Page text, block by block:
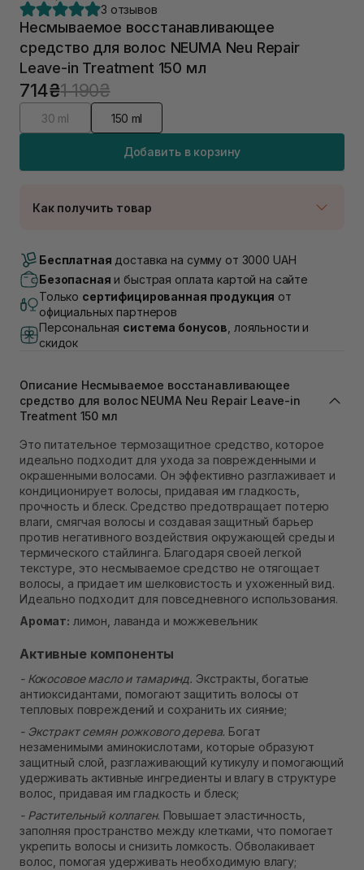
3 отзывов
Несмываемое восстанавливающее
средство для волос NEUMA Neu Repair
Leave-in Treatment 150 мл
714₴1 190₴
30 ml 150 ml
Добавить в корзину
Как получить товар
В наличии
Самовывоз г. Луцк, Винниченка 4
Самовывоз г. Львов, ул. Академика Подстригача,
1В (Duck's Lake)
Самовывоз г. Львов ул. Степана Бандеры 43
В наличии
Самовывоз Ровно
Самовывоз г. Ровно, ул. Кулика и Гудачека 23 (ТЦ
Экватор)
Бесплатная доставка на сумму от 3000 UAH
Безопасная и быстрая оплата картой на сайте
Только сертифицированная продукция от
официальных партнеров
Персональная система бонусов , лояльности и
скидок
Описание Несмываемое восстанавливающее
средство для волос NEUMA Neu Repair Leave-in
Treatment 150 мл
Это питательное термозащитное средство, которое
идеально подходит для ухода за поврежденными и
окрашенными волосами. Он эффективно разглаживает и
кондиционирует волосы, придавая им гладкость,
прочность и блеск. Средство предотвращает потерю
влаги, смягчая волосы и создавая защитный барьер
против негативного воздействия окружающей среды и
термического стайлинга. Благодаря своей легкой
текстуре, это несмываемое средство не отягощает
волосы, а придает им шелковистость и ухоженный вид.
Идеально подходит для повседневного использования.
Аромат: лимон, лаванда и можжевельник
Активные компоненты
- Кокосовое масло и тамаринд. Экстракты, богатые
антиоксидантами, помогают защитить волосы от
тепловых повреждений и сохранить их сияние;
- Экстракт семян рожкового дерева. Богат
незаменимыми аминокислотами, которые образуют
защитный слой, разглаживающий кутикулу и помогающий
удерживать активные ингредиенты и влагу в структуре
волос, придавая им гладкость и блеск;
- Растительный коллаген. Повышает эластичность,
заполняя пространство между клетками, что помогает
укрепить волосы и снизить ломкость. Обволакивает
волос, помогая удерживать необходимую влагу;